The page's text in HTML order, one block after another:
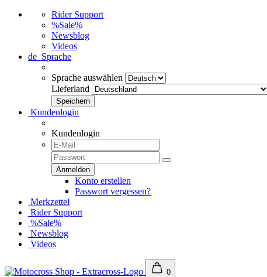
Rider Support
%Sale%
Newsblog
Videos
de Sprache
Sprache auswählen
Lieferland
Kundenlogin
Kundenlogin
Konto erstellen
Passwort vergessen?
Merkzettel
Rider Support
%Sale%
Newsblog
Videos
0